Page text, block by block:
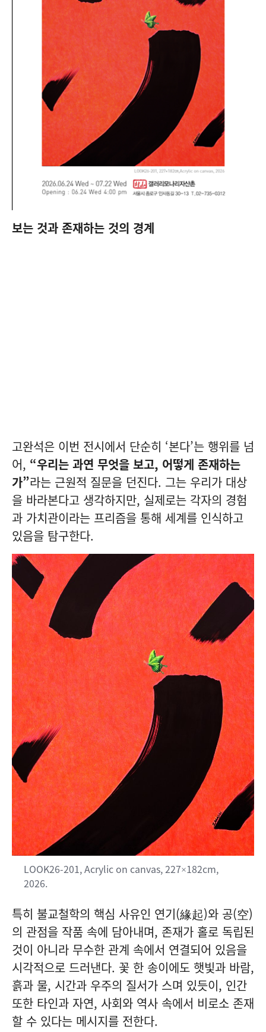
보는 것과 존재하는 것의 경계
고완석은 이번 전시에서 단순히 ‘본다’는 행위를 넘
어, “우리는 과연 무엇을 보고, 어떻게 존재하는
가”라는 근원적 질문을 던진다. 그는 우리가 대상
을 바라본다고 생각하지만, 실제로는 각자의 경험
과 가치관이라는 프리즘을 통해 세계를 인식하고
있음을 탐구한다.
LOOK26-201, Acrylic on canvas, 227×182cm,
2026.
특히 불교철학의 핵심 사유인 연기(緣起)와 공(空)
의 관점을 작품 속에 담아내며, 존재가 홀로 독립된
것이 아니라 무수한 관계 속에서 연결되어 있음을
시각적으로 드러낸다. 꽃 한 송이에도 햇빛과 바람,
흙과 물, 시간과 우주의 질서가 스며 있듯이, 인간
또한 타인과 자연, 사회와 역사 속에서 비로소 존재
할 수 있다는 메시지를 전한다.